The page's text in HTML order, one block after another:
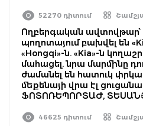
52270 դիտում
Ողբերգական ավտովթար՝
պողոտայում բախվել են
«Hongqi»-ն. «Kia»-ն
մահացել. նրա մարմինը
ժամանել են հատուկ
մեքենայի վրա էլ
ՖՈՏՈՌԵՊՈՐՏԱԺ,
46625 դիտում